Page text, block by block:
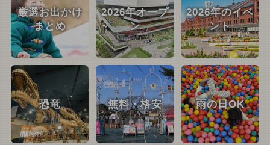
厳選お出かけ
まとめ
2026年オープ
ン
2026年のイベ
ント
恐竜 無料・格安 雨の日OK